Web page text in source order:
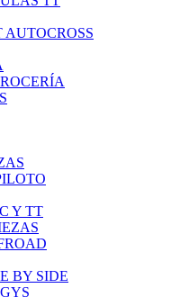
Y TT
BY SIDE